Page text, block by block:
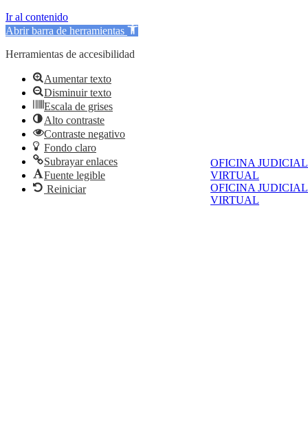
OFICINA JUDICIAL
VIRTUAL
OFICINA JUDICIAL
VIRTUAL
Ir al contenido
Abrir barra de herramientas
Herramientas de accesibilidad
Aumentar texto
Disminuir texto
Escala de grises
Alto contraste
Contraste negativo
Fondo claro
Subrayar enlaces
Fuente legible
Reiniciar